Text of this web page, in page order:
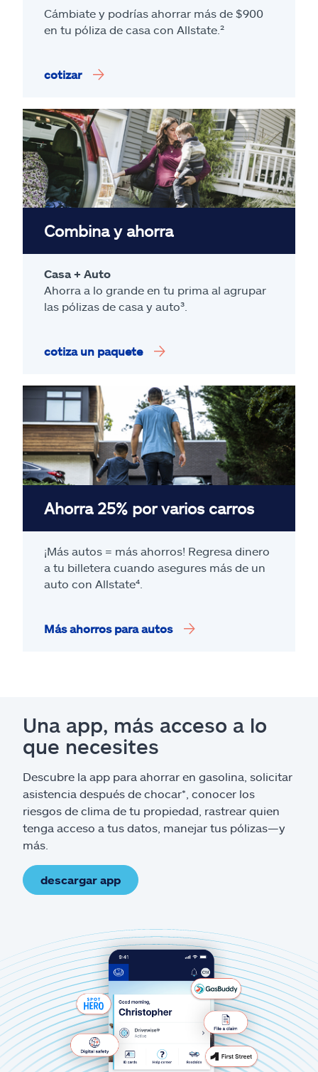
Cámbiate y podrías ahorrar más de $900
en tu póliza de casa con Allstate.²
cotizar
Combina y ahorra
Casa + Auto
Ahorra a lo grande en tu prima al agrupar
las pólizas de casa y auto³.
cotiza un paquete
Ahorra 25% por varios carros
¡Más autos = más ahorros! Regresa dinero
a tu billetera cuando asegures más de un
auto con Allstate⁴
Más ahorros para autos
Una app, más acceso a lo
que necesites
Descubre la app para ahorrar en gasolina, solicitar
asistencia después de chocar*, conocer los
riesgos de clima de tu propiedad, rastrear quien
tenga acceso a tus datos, manejar tus pólizas—y
más.
descargar app